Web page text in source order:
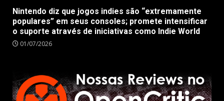
Nintendo diz que jogos indies são “extremamente
populares” em seus consoles; promete intensificar
o suporte através de iniciativas como Indie World
01/07/2026